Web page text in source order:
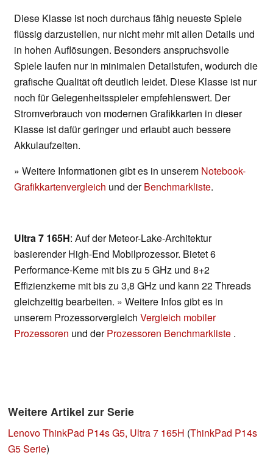
Diese Klasse ist noch durchaus fähig neueste Spiele
flüssig darzustellen, nur nicht mehr mit allen Details und
in hohen Auflösungen. Besonders anspruchsvolle
Spiele laufen nur in minimalen Detailstufen, wodurch die
grafische Qualität oft deutlich leidet. Diese Klasse ist nur
noch für Gelegenheitsspieler empfehlenswert. Der
Stromverbrauch von modernen Grafikkarten in dieser
Klasse ist dafür geringer und erlaubt auch bessere
Akkulaufzeiten.
» Weitere Informationen gibt es in unserem Notebook-
Grafikkartenvergleich und derBenchmarkliste.
Ultra 7 165H: Auf der Meteor-Lake-Architektur
basierender High-End Mobilprozessor. Bietet 6
Performance-Kerne mit bis zu 5 GHz und 8+2
Effizienzkerne mit bis zu 3,8 GHz und kann 22 Threads
gleichzeitig bearbeiten. » Weitere Infos gibt es in
unserem Prozessorvergleich Vergleich mobiler
Prozessoren und derProzessoren Benchmarkliste .
Weitere Artikel zur Serie
Lenovo ThinkPad P14s G5, Ultra 7 165H (ThinkPad P14s
G5 Serie)